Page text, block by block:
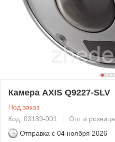
Камера AXIS Q9227-SLV
Под заказ
Код: 03139-001
Опт и розница
Отправка с 04 ноября 2026